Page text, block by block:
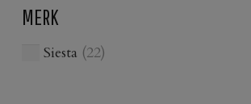
MERK
Siesta (22)